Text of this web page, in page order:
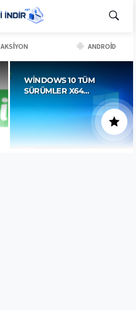
AKSIYON ANDROID
WINDOWS 10 TÜM
SÜRÜMLER X64…